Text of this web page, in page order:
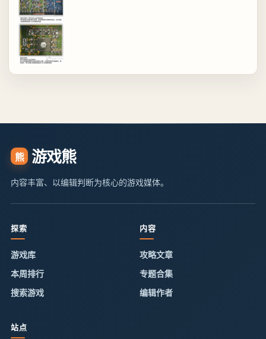
熊 游戏熊
内容丰富、以编辑判断为核心的游戏媒体。
探索
游戏库
本周排行
搜索游戏
内容
攻略文章
专题合集
编辑作者
站点